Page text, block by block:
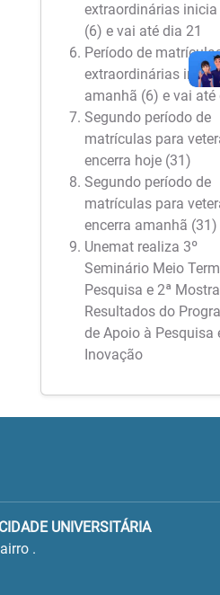
extraordinárias inicia
(6) e vai até dia 21
Período de
extraordinárias inicia
amanhã (6) e vai até
Segundo período de
matrículas para
encerra hoje (31)
Segundo período de
matrículas para
encerra amanhã (31)
Unemat realiza 3º
Seminário Meio
Pesquisa e 2ª
Resultados do
de Apoio à Pesquisa
Inovação
UNIVERSITÁRIA
.